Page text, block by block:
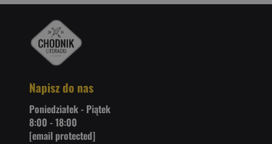
Napisz do nas
Poniedziałek - Piątek
8:00 - 18:00
[email protected]